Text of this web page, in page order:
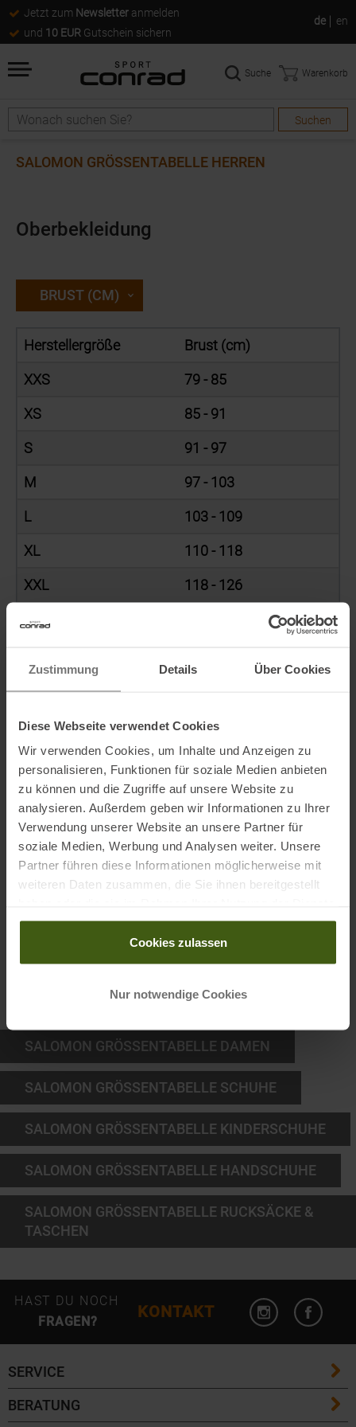
Zustimmung Details Über Cookies
Diese Webseite verwendet Cookies
Wir verwenden Cookies, um Inhalte und Anzeigen zu
personalisieren, Funktionen für soziale Medien anbieten
zu können und die Zugriffe auf unsere Website zu
analysieren. Außerdem geben wir Informationen zu Ihrer
Verwendung unserer Website an unsere Partner für
soziale Medien, Werbung und Analysen weiter. Unsere
Partner führen diese Informationen möglicherweise mit
weiteren Daten zusammen, die Sie ihnen bereitgestellt
gesammelt haben.
Cookies zulassen
Nur notwendige Cookies
Jetzt zum Newsletter anmelden
und 10 EUR Gutschein sichern
de en
Suche
Suchen
Suche Warenkorb
SALOMON GRÖSSENTABELLE HERREN
Oberbekleidung
BRUST (CM)
Herstellergröße Brust (cm)
XXS 79 - 85
XS 85 - 91
S 91 - 97
M 97 - 103
L 103 - 109
XL 110 - 118
XXL 118 - 126
Herstellergröße Taille (cm)
XS 74
S 80
M 86
2XL 112
SALOMON GRÖSSENTABELLE DAMEN
SALOMON GRÖSSENTABELLE SCHUHE
SALOMON GRÖSSENTABELLE KINDERSCHUHE
SALOMON GRÖSSENTABELLE HANDSCHUHE
SALOMON GRÖSSENTABELLE RUCKSÄCKE & T
ASCHEN
HAST DU NOCH
FRAGEN?
KONTAKT
Instagram
SERVICE
FAQ / Hilfe
BERATUNG